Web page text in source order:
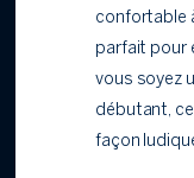
confortable
parfait pour
vous soyez
débutant,
façon